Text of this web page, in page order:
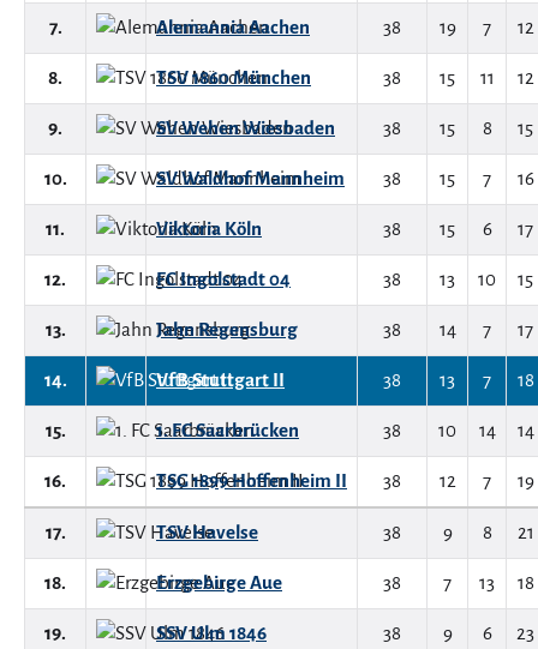
7. Alemannia Aachen 38 19 7 12
8. TSV 1860 München 38 15 11 12
9. SV Wehen Wiesbaden 38 15 8 15
10. SV Waldhof Mannheim 38 15 7 16
11. Viktoria Köln 38 15 6 17
12. FC Ingolstadt 04 38 13 10 15
13. Jahn Regensburg 38 14 7 17
14. VfB Stuttgart II 38 13 7 18
15. 1. FC Saarbrücken 38 10 14 14
16. TSG 1899 Hoffenheim II 38 12 7 19
17. TSV Havelse 38 9 8 21
18. Erzgebirge Aue 38 7 13 18
19. SSV Ulm 1846 38 9 6 23